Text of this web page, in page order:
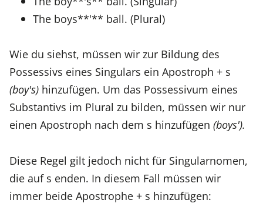
The boys**'** ball. (Plural)
Wie du siehst, müssen wir zur Bildung des
Possessivs eines Singulars ein Apostroph + s
(boy's) hinzufügen. Um das Possessivum eines
Substantivs im Plural zu bilden, müssen wir nur
einen Apostroph nach dem s hinzufügen (boys').
Diese Regel gilt jedoch nicht für Singularnomen,
die auf s enden. In diesem Fall müssen wir
immer beide Apostrophe + s hinzufügen: